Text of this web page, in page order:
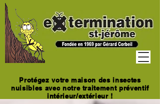
Protégez votre maison des insectes
nuisibles avec notre traitement préventif
intérieur/extérieur !